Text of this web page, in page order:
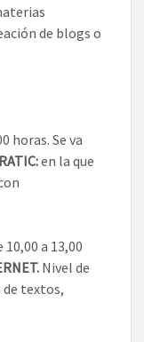
de blogs o
horas. Se va
en la que
a 13,00
Nivel de
textos,